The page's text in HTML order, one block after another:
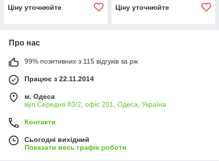
Ціну уточнюйте Ціну уточнюйте
Про нас
99% позитивних з 115 відгуків за рік
Працює з 22.11.2014
м. Одеса
вул.Середня 83/2, офіс 201, Одеса, Україна
Контакти
Сьогодні вихідний
Показати весь графік роботи